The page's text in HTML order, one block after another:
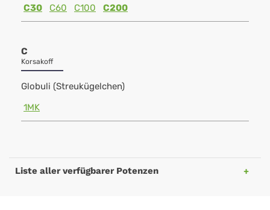
C30
C60 C100 C200
C
Korsakoff
Globuli (Streukügelchen)
1MK
Liste aller verfügbarer Potenzen